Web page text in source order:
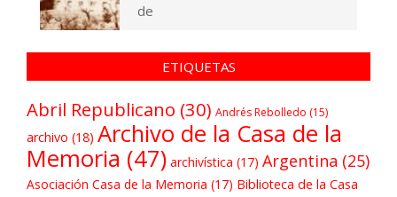
de
ETIQUETAS
Abril Republicano (30) Andrés Rebolledo (15)
archivo (18) Archivo de la Casa de la
Memoria (47) archivística (17) Argentina (25)
Asociación Casa de la Memoria (17) Biblioteca de la Casa